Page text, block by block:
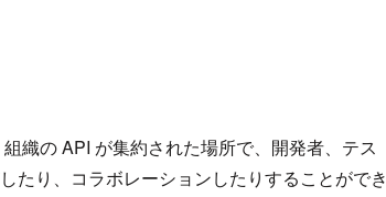
織の API が集約された場所で、開発者、テス
たり、コラボレーションしたりすることができ